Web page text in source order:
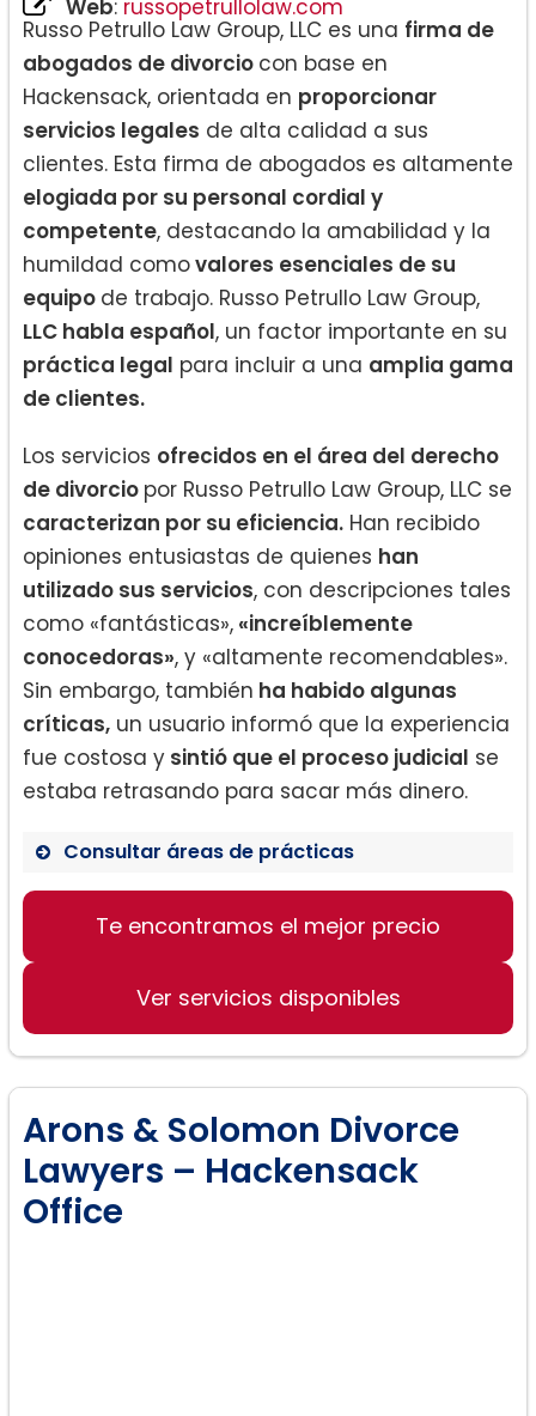
Web: russopetrullolaw.com
Russo Petrullo Law Group, LLC es una firma de
abogados de divorcio con base en
Hackensack, orientada en proporcionar
servicios legales de alta calidad a sus
clientes. Esta firma de abogados es altamente
elogiada por su personal cordial y
competente, destacando la amabilidad y la
humildad comovalores esenciales de su
equipo de trabajo. Russo Petrullo Law Group,
LLC habla español, un factor importante en su
práctica legal para incluir a una amplia gama
de clientes.
Los servicios ofrecidos en el área del derecho
de divorcio por Russo Petrullo Law Group, LLC se
caracterizan por su eficiencia. Han recibido
opiniones entusiastas de quienes han
utilizado sus servicios, con descripciones tales
como «fantásticas», «increíblemente
conocedoras», y «altamente recomendables».
Sin embargo, también ha habido algunas
críticas, un usuario informó que la experiencia
fue costosa y sintió que el proceso judicial se
estaba retrasando para sacar más dinero.
Consultar áreas de prácticas
Te encontramos el mejor precio
Ver servicios disponibles
Arons & Solomon Divorce
Lawyers – Hackensack
Office